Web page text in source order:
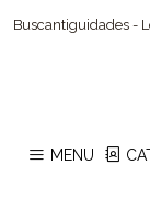
MENU
Buscantiguidades -